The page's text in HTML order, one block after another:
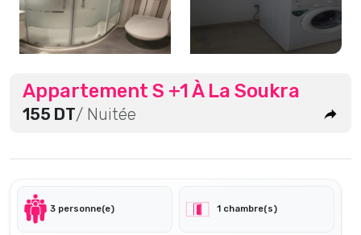
Appartement S +1 À La Soukra
155 DT/ Nuitée
3 personne(e) 1 chambre(s)